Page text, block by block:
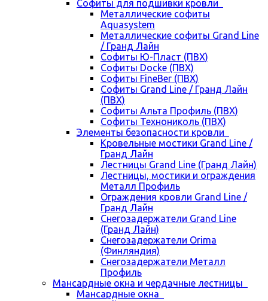
Cофиты для подшивки кровли
Металлические софиты
Aquasystem
Металлические софиты Grand Line
/ Гранд Лайн
Софиты Ю-Пласт (ПВХ)
Софиты Docke (ПВХ)
Софиты FineBer (ПВХ)
Софиты Grand Line / Гранд Лайн
(ПВХ)
Софиты Альта Профиль (ПВХ)
Софиты Технониколь (ПВХ)
Элементы безопасности кровли
Кровельные мостики Grand Line /
Гранд Лайн
Лестницы Grand Line (Гранд Лайн)
Лестницы, мостики и ограждения
Металл Профиль
Ограждения кровли Grand Line /
Гранд Лайн
Снегозадержатели Grand Line
(Гранд Лайн)
Снегозадержатели Orima
(Финляндия)
Снегозадержатели Металл
Профиль
Мансардные окна и чердачные лестницы
Мансардные окна